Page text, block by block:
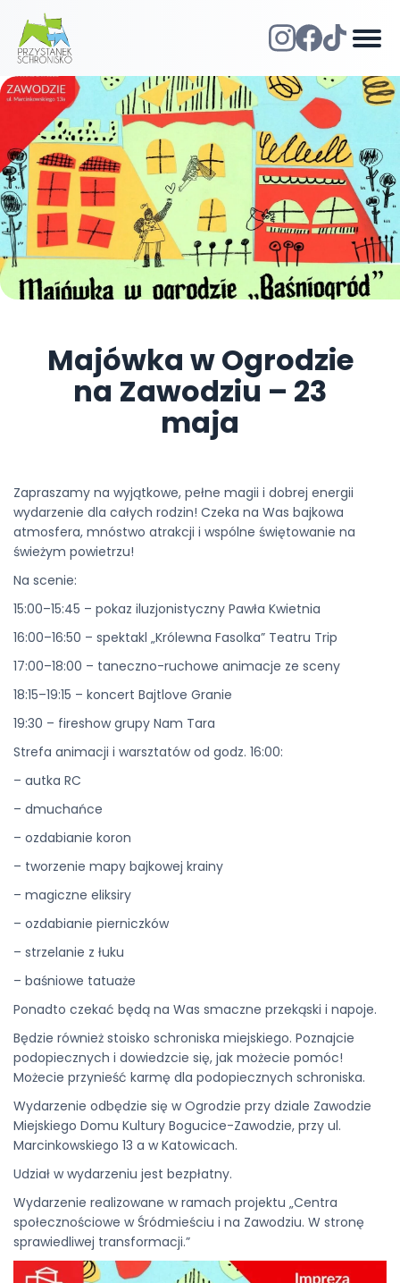
Majówka w Ogrodzie
na Zawodziu – 23
maja
Zapraszamy na wyjątkowe, pełne magii i dobrej energii
wydarzenie dla całych rodzin! Czeka na Was bajkowa
atmosfera, mnóstwo atrakcji i wspólne świętowanie na
świeżym powietrzu!
Na scenie:
15:00–15:45 – pokaz iluzjonistyczny Pawła Kwietnia
16:00–16:50 – spektakl „Królewna Fasolka” Teatru Trip
17:00–18:00 – taneczno-ruchowe animacje ze sceny
18:15–19:15 – koncert Bajtlove Granie
19:30 – fireshow grupy Nam Tara
Strefa animacji i warsztatów od godz. 16:00:
– autka RC
– dmuchańce
– ozdabianie koron
– tworzenie mapy bajkowej krainy
– magiczne eliksiry
– ozdabianie pierniczków
– strzelanie z łuku
– baśniowe tatuaże
Ponadto czekać będą na Was smaczne przekąski i napoje.
Będzie również stoisko schroniska miejskiego. Poznajcie
podopiecznych i dowiedzcie się, jak możecie pomóc!
Możecie przynieść karmę dla podopiecznych schroniska.
Wydarzenie odbędzie się w Ogrodzie przy dziale Zawodzie
Miejskiego Domu Kultury Bogucice-Zawodzie, przy ul.
Marcinkowskiego 13 a w Katowicach.
Udział w wydarzeniu jest bezpłatny.
Wydarzenie realizowane w ramach projektu „Centra
społecznościowe w Śródmieściu i na Zawodziu. W stronę
sprawiedliwej transformacji.”